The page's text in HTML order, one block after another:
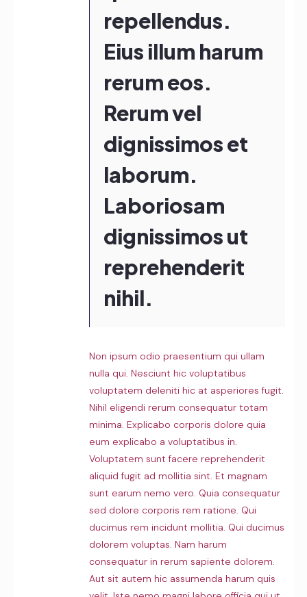
repellendus.
Eius illum harum
rerum eos.
Rerum vel
dignissimos et
laborum.
Laboriosam
dignissimos ut
reprehenderit
nihil.
Non ipsum odio praesentium qui ullam
nulla qui. Nesciunt hic voluptatibus
voluptatem deleniti hic at asperiores fugit.
Nihil eligendi rerum consequatur totam
minima. Explicabo corporis dolore quia
eum explicabo a voluptatibus in.
Voluptatem sunt facere reprehenderit
aliquid fugit ad mollitia sint. Et magnam
sunt earum nemo vero. Quia consequatur
sed dolore corporis rem ratione. Qui
ducimus rem incidunt mollitia. Qui ducimus
dolorem voluptas. Nam harum
consequatur in rerum sapiente dolorem.
Aut sit autem hic assumenda harum quis